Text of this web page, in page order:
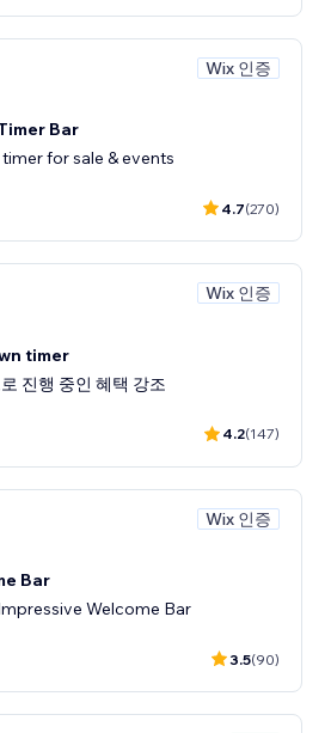
Wix 인증
Bar
for sale & events
4.7(270)
Wix 인증
timer
진행 중인 혜택 강조
4.2(147)
Wix 인증
Bar
Welcome Bar
3.5(90)